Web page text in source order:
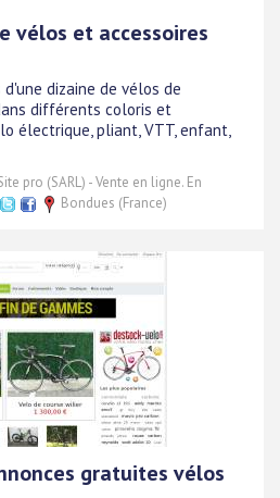
vélos et accessoires
dizaine de vélos de
différents coloris et
électrique, pliant, VTT, enfant,
pro (SARL) - Vente en ligne. En
Bondues (France)
gratuites vélos